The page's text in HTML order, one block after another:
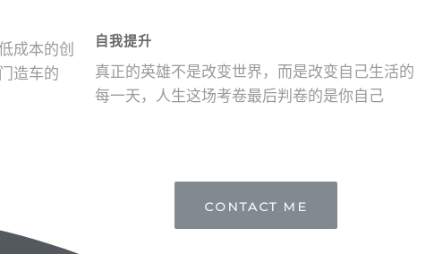
成本的创
造车的
自我提升
真正的英雄不是改变世界，而是改变自己生活的
每一天，人生这场考卷最后判卷的是你自己
CONTACT ME